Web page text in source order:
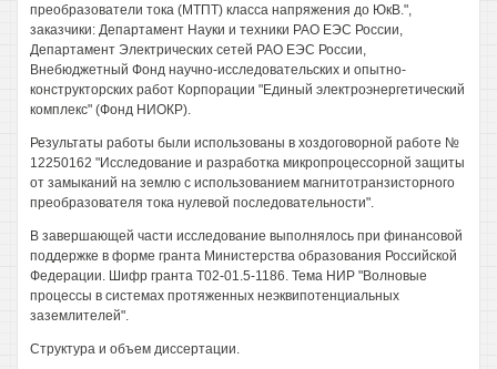
преобразователи тока (МТПТ) класса напряжения до ЮкВ.",
заказчики: Департамент Науки и техники РАО ЕЭС России,
Департамент Электрических сетей РАО ЕЭС России,
Внебюджетный Фонд научно-исследовательских и опытно-
конструкторских работ Корпорации "Единый электроэнергетический
комплекс" (Фонд НИОКР).
Результаты работы были использованы в хоздоговорной работе №
12250162 "Исследование и разработка микропроцессорной защиты
от замыканий на землю с использованием магнитотранзисторного
преобразователя тока нулевой последовательности".
В завершающей части исследование выполнялось при финансовой
поддержке в форме гранта Министерства образования Российской
Федерации. Шифр гранта Т02-01.5-1186. Тема НИР "Волновые
процессы в системах протяженных неэквипотенциальных
заземлителей".
Структура и объем диссертации.